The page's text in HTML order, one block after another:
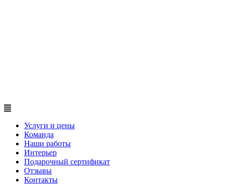
Услуги и цены
Команда
Наши работы
Интерьер
Подарочный сертификат
Отзывы
Контакты